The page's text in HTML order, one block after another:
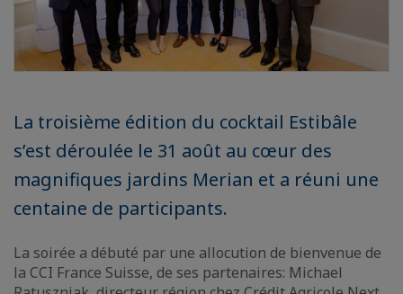
La troisième édition du cocktail Estibâle
s’est déroulée le 31 août au cœur des
magnifiques jardins Merian et a réuni une
centaine de participants.
La soirée a débuté par une allocution de bienvenue de
la CCI France Suisse, de ses partenaires: Michael